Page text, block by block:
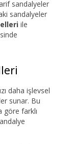
sandalyeler
sandalyeler
ile
daha işlevsel
sunar. Bu
göre farklı